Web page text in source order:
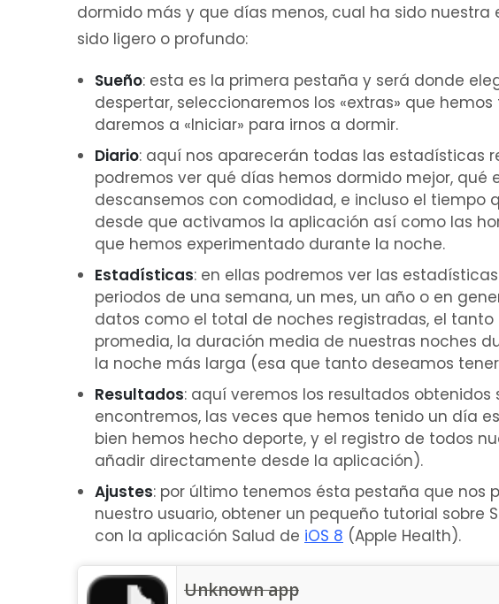
dormido más y que días menos, cual ha sido nuestra
sido ligero o profundo:
Sueño: esta es la primera pestaña y será donde
despertar, seleccionaremos los «extras» que
daremos a «Iniciar» para irnos a dormir.
Diario: aquí nos aparecerán todas las estadísticas
podremos ver qué días hemos dormido mejor, qué
descansemos con comodidad, e incluso el tiempo
desde que activamos la aplicación así como las
que hemos experimentado durante la noche.
Estadísticas: en ellas podremos ver las
periodos de una semana, un mes, un año o en
datos como el total de noches registradas, el
promedia, la duración media de nuestras noches
la noche más larga (esa que tanto deseamos
Resultados: aquí veremos los resultados
encontremos, las veces que hemos tenido un día
bien hemos hecho deporte, y el registro de todos
añadir directamente desde la aplicación).
Ajustes: por último tenemos ésta pestaña que nos
nuestro usuario, obtener un pequeño tutorial sobre
con la aplicación Salud de iOS 8 (Apple Health).
Unknown app